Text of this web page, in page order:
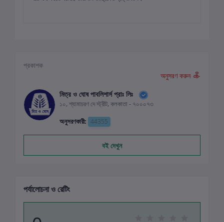
প্রকাশক
অনুসরণ করুন
মিত্র ও ঘোষ পাবলিশার্স প্রাঃ লিঃ
১০, শ্যামাচরণ দে স্ট্রীট, কলকাতা - ৭০০০৭৩
অনুসরণকারী: 44355
বই দেখুন
পর্যালোচনা ও রেটিং